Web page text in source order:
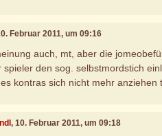
Februar 2011, um 09:16
auch, mt, aber die
spieler den sog. selbstmordstich
kontras sich nicht mehr anziehen
, 10. Februar 2011, um 09:18